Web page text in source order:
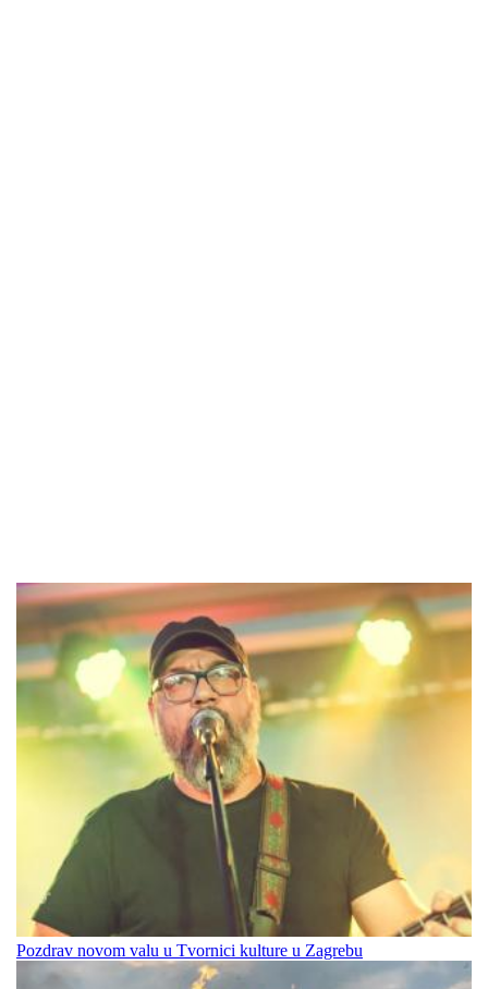
Pozdrav novom valu u Tvornici kulture u Zagrebu